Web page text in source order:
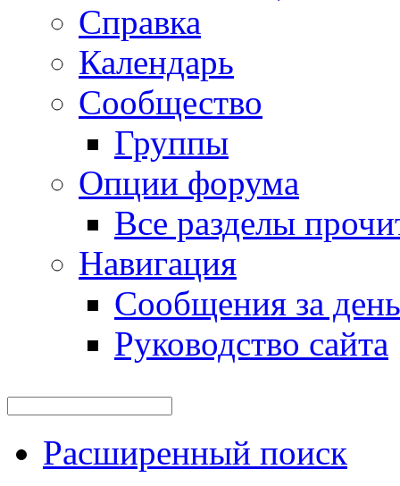
Справка
Календарь
Сообщество
Группы
Опции форума
Все разделы
Навигация
Сообщения за день
Руководство сайта
Расширенный поиск